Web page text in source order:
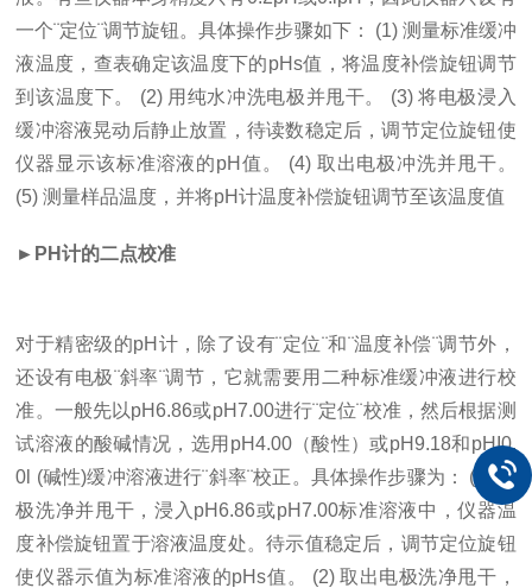
一个¨定位¨调节旋钮。具体操作步骤如下： (1) 测量标准缓冲
液温度，查表确定该温度下的pHs值，将温度补偿旋钮调节
到该温度下。 (2) 用纯水冲洗电极并甩干。 (3) 将电极浸入
缓冲溶液晃动后静止放置，待读数稳定后，调节定位旋钮使
仪器显示该标准溶液的pH值。 (4) 取出电极冲洗并甩干。
(5) 测量样品温度，并将pH计温度补偿旋钮调节至该温度值
►PH计的二点校准
对于精密级的pH计，除了设有¨定位¨和¨温度补偿¨调节外，
还设有电极¨斜率¨调节，它就需要用二种标准缓冲液进行校
准。一般先以pH6.86或pH7.00进行¨定位¨校准，然后根据测
试溶液的酸碱情况，选用pH4.00（酸性）或pH9.18和pHI0.
0l (碱性)缓冲溶液进行¨斜率¨校正。具体操作步骤为： (1) 电
极洗净并甩干，浸入pH6.86或pH7.00标准溶液中，仪器温
度补偿旋钮置于溶液温度处。待示值稳定后，调节定位旋钮
使仪器示值为标准溶液的pHs值。 (2) 取出电极洗净甩干，